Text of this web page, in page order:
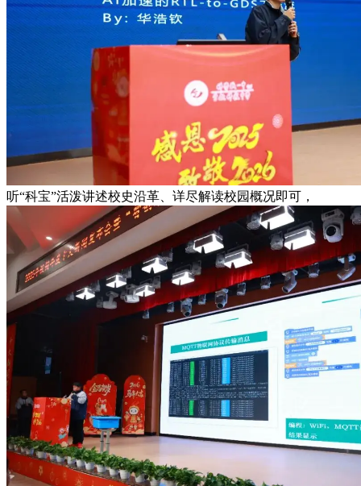
听“科宝”活泼讲述校史沿革、详尽解读校园概况即可，